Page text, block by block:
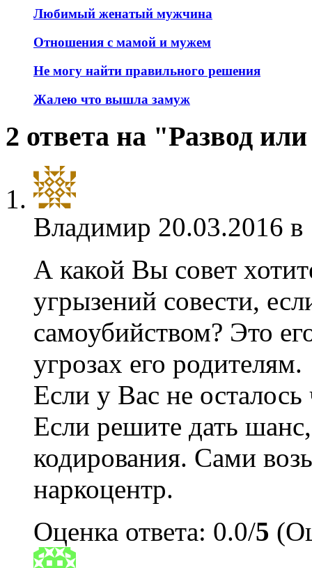
Любимый женатый мужчина
Отношения с мамой и мужем
Не могу найти правильного решения
Жалею что вышла замуж
2 ответа на "Развод
Владимир 20.03.2016
А какой Вы совет
угрызений совести,
самоубийством? Это
угрозах его родителям.
Если у Вас не
Если решите дать
кодирования. Сами
наркоцентр.
Оценка ответа: 0.0/5